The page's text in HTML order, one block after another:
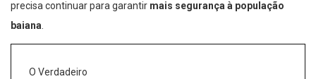
precisa continuar para garantir mais segurança à população
baiana.
O Verdadeiro